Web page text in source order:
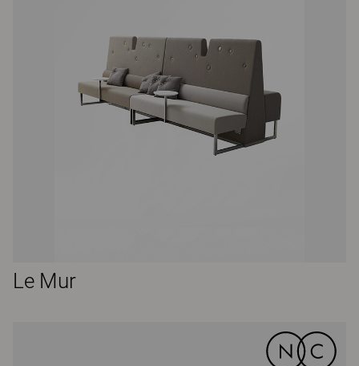
Le Mur